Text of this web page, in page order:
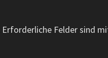
Erforderliche Felder sind